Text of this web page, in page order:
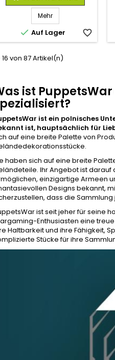
Mehr
 Auf Lager favorite_border
16 von 87 Artikel(n)
ist
ist ein polnisches
ist, hauptsächlich für
auf eine breite Palette von
haben sich auf eine breite
Ihr Angebot ist
einzigartige Armeen
Designs bekannt,
dass die
ist seit jeher für seine
Enthusiasten eine
Haltbarkeit und ihre Fähigkeit,
Stücke für ihre